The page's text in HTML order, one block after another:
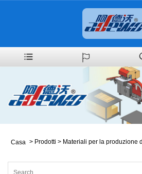
Casa > Prodotti > Materiali per la produzione